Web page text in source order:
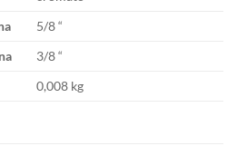
5/8 “
3/8 “
0,008 kg